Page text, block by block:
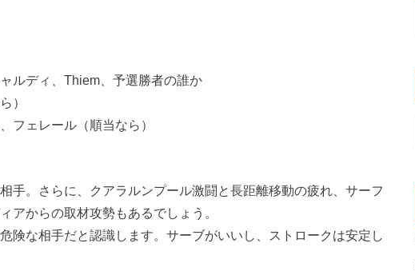
ディ、Thiem、予選勝者の誰か
）
ェレール（順当なら）
手。さらに、クアラルンプール激闘と長距離移動の疲れ、サーフ
アからの取材攻勢もあるでしょう。
険な相手だと認識します。サーブがいいし、ストロークは安定し